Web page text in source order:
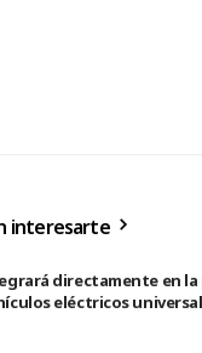
interesarte
directamente en
eléctricos